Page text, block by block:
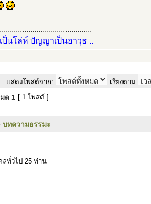
ป็นโล่ห์ ปัญญาเป็นอาวุธ ..
แสดงโพสต์จาก: เรียงตาม
ด 1 [ 1 โพสต์ ]
บทความธรรมะ
ทั่วไป 25 ท่าน